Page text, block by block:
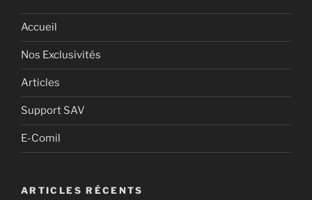
Accueil
Nos Exclusivités
Articles
Support SAV
E-Comil
ARTICLES RÉCENTS